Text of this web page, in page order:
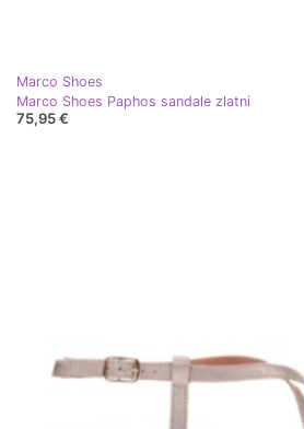
Marco Shoes
Marco Shoes Paphos sandale zlatni
75,95 €